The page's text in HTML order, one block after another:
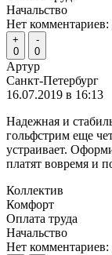
Начальство
Нет комментариев:
+
0
-
0
Артур
Санкт-Петербург
16.07.2019 в 16:13
Надежная и
гольфстрим еще
устраивает.
платят вовремя и
Коллектив
Комфорт
Оплата труда
Начальство
Нет комментариев: